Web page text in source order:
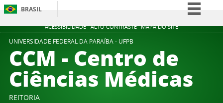
ACESSIBILIDADE ALTO CONTRASTE MAPA DO SITE
BRASIL
Simplifique!
Participe
Acesso à informação
Legislação
UNIVERSIDADE FEDERAL DA PARAÍBA - UFPB
CCM - Centro de
Ciências Médicas
REITORIA